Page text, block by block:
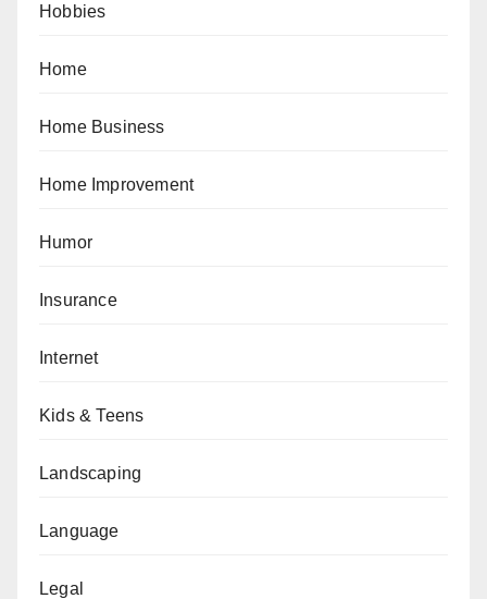
Hobbies
Home
Home Business
Home Improvement
Humor
Insurance
Internet
Kids & Teens
Landscaping
Language
Legal